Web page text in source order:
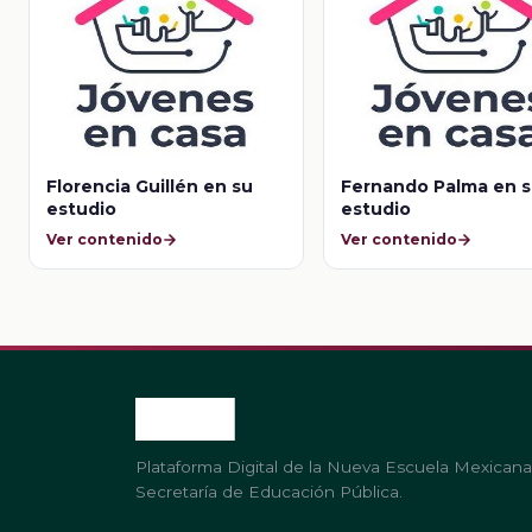
Florencia Guillén en su
estudio
Ver contenido
Fernando Palma en
estudio
Ver contenido
Plataforma Digital de la Nueva Escuela
Secretaría de Educación Pública.